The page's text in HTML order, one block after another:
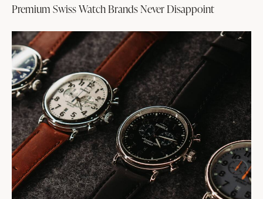
Premium Swiss Watch Brands Never Disappoint